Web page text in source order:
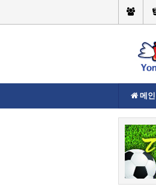
메인
현재위치://